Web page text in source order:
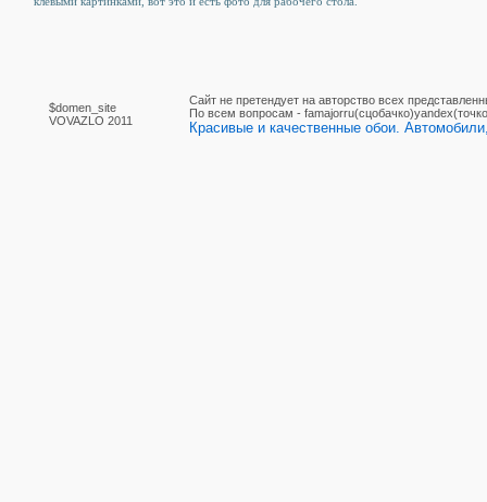
$domen_site
VOVAZLO 2011
Сайт не претендует на авторство всех
По вcем вопросам -
Красивые и качественные обои.